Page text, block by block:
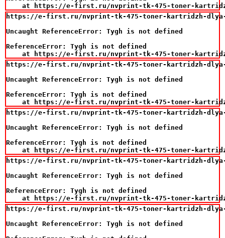
at https://e-first.ru/nvprint-tk-475-toner-
https://e-first.ru/nvprint-tk-475-toner-kartridzh-dlya-
Uncaught ReferenceError: Tygh is not defined
ReferenceError: Tygh is not defined
at https://e-first.ru/nvprint-tk-475-toner-
https://e-first.ru/nvprint-tk-475-toner-kartridzh-dlya-
Uncaught ReferenceError: Tygh is not defined
ReferenceError: Tygh is not defined
at https://e-first.ru/nvprint-tk-475-toner-
https://e-first.ru/nvprint-tk-475-toner-kartridzh-dlya-
Uncaught ReferenceError: Tygh is not defined
ReferenceError: Tygh is not defined
at https://e-first.ru/nvprint-tk-475-toner-
https://e-first.ru/nvprint-tk-475-toner-kartridzh-dlya-
Uncaught ReferenceError: Tygh is not defined
ReferenceError: Tygh is not defined
at https://e-first.ru/nvprint-tk-475-toner-
https://e-first.ru/nvprint-tk-475-toner-kartridzh-dlya-
Uncaught ReferenceError: Tygh is not defined